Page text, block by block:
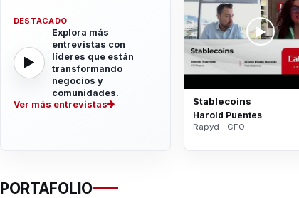
DESTACADO
Explora más
entrevistas con
líderes que están
transformando
negocios y
comunidades.
Ver más entrevistas
Stablecoins
Harold Puentes
Rapyd - CFO
PORTAFOLIO